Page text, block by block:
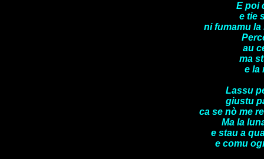
E poi
e tie
ni fumamu la
au
ma
e la
Lassu
giustu
ca se nò me
Ma la
e stau a
e comu